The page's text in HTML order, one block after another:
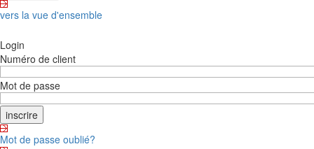
vers la vue d'ensemble
Login
Numéro de client
Mot de passe
Mot de passe oublié?